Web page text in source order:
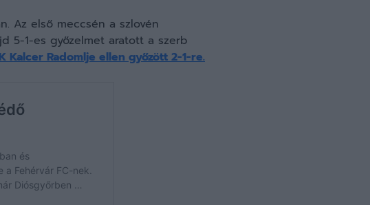
Az első meccsén a szlovén
5-1-es győzelmet aratott a szerb
Kalcer Radomlje ellen győzött 2-1-re.